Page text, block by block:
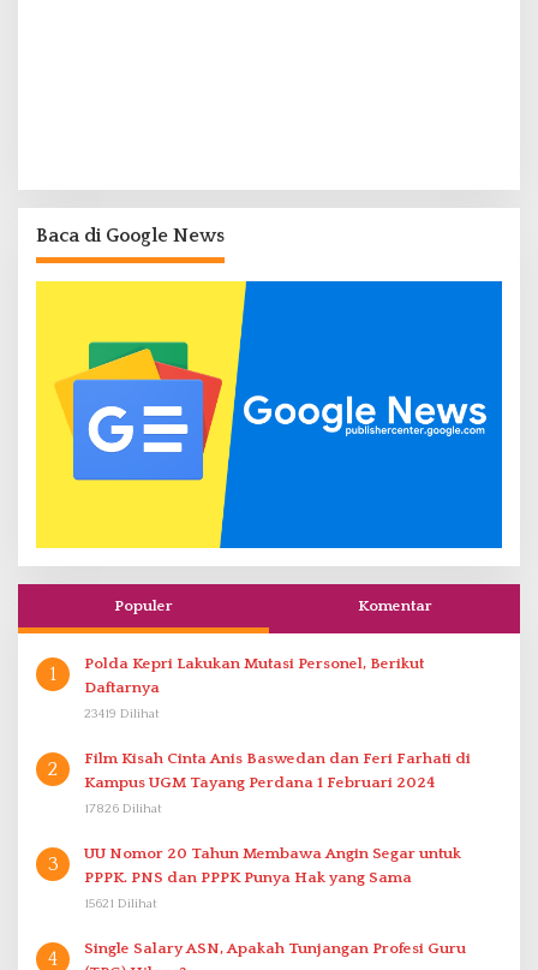
Baca di Google News
Populer Komentar
1
Polda Kepri Lakukan Mutasi Personel, Berikut
Daftarnya
23419 Dilihat
2
Film Kisah Cinta Anis Baswedan dan Feri Farhati di
Kampus UGM Tayang Perdana 1 Februari 2024
17826 Dilihat
3
UU Nomor 20 Tahun Membawa Angin Segar untuk
PPPK. PNS dan PPPK Punya Hak yang Sama
15621 Dilihat
4
Single Salary ASN, Apakah Tunjangan Profesi Guru